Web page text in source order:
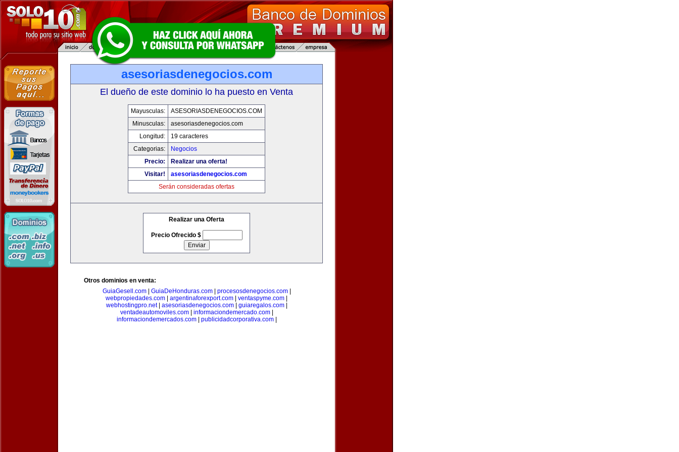
asesoriasdenegocios.com
El dueño de este dominio lo ha puesto en Venta
Mayusculas:
ASESORIASDENEGOCIOS.COM
Minusculas:
asesoriasdenegocios.com
Longitud:
19 caracteres
Categorias:
Negocios
Precio:
Realizar una oferta!
Visitar!
asesoriasdenegocios.com
Serán consideradas ofertas
Realizar una Oferta
Precio Ofrecido $
Otros dominios en venta:
GuiaGesell.com| GuiaDeHonduras.com| procesosdenegocios.com|
webpropiedades.com
argentinaforexport.com ventaspyme.com
webhostingpro.net| asesoriasdenegocios.com| guiaregalos.com|
ventadeautomoviles.com| informaciondemercado.com|
informaciondemercados.com| publicidadcorporativa.com|